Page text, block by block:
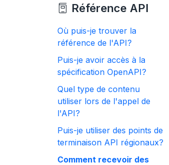
Référence API
Où puis-je trouver la
référence de l'API?
Puis-je avoir accès à la
spécification OpenAPI?
Quel type de contenu
utiliser lors de l'appel de
l'API?
Puis-je utiliser des points de
terminaison API régionaux?
Comment recevoir des